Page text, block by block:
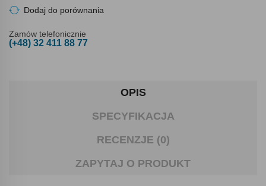
Dodaj do porównania
Zamów telefonicznie
(+48) 32 411 88 77
OPIS
SPECYFIKACJA
RECENZJE (0)
ZAPYTAJ O PRODUKT